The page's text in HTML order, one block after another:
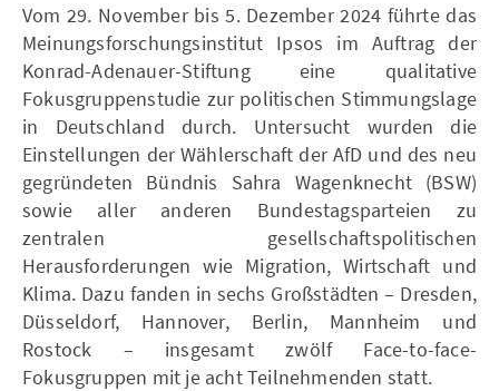
Vom 29. November bis 5. Dezember 2024 führte das
Meinungsforschungsinstitut Ipsos im Auftrag der
Konrad-Adenauer-Stiftung eine qualitative
Fokusgruppenstudie zur politischen Stimmungslage
in Deutschland durch. Untersucht wurden die
Einstellungen der Wählerschaft der AfD und des neu
gegründeten Bündnis Sahra Wagenknecht (BSW)
sowie aller anderen Bundestagsparteien zu
zentralen gesellschaftspolitischen
Herausforderungen wie Migration, Wirtschaft und
Klima. Dazu fanden in sechs Großstädten – Dresden,
Düsseldorf, Hannover, Berlin, Mannheim und
Rostock – insgesamt zwölf Face-to-face-
Fokusgruppen mit je acht Teilnehmenden statt.